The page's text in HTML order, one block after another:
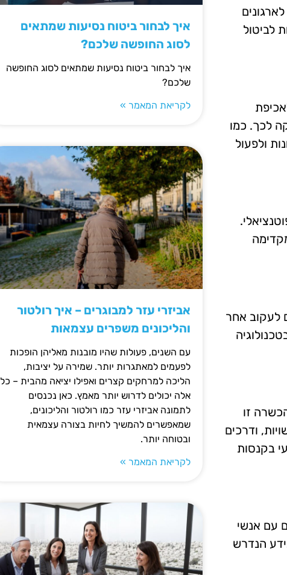
לביטול
לכך. כמו
ולפעול
לעקוב אחר
זו
ודרכים
בקנסות
עם אנשי
הנדרש
איך לבחור ביטוח נסיעות שמתאים
לסוג החופשה שלכם?
איך לבחור ביטוח נסיעות שמתאים לסוג החופשה
שלכם?
לקריאת המאמר »
אביזרי עזר למבוגרים – איך רולטור
והליכונים משפרים עצמאות
עם השנים, פעולות שהיו מובנות מאליהן הופכות
לפעמים למאתגרות יותר. שמירה על יציבות,
הליכה למרחקים קצרים ואפילו יציאה מהבית – כל
אלה יכולים לדרוש יותר מאמץ. כאן נכנסים
לתמונה אביזרי עזר כמו רולטור והליכונים,
שמאפשרים להמשיך לחיות בצורה עצמאית
ובטוחה יותר.
לקריאת המאמר »